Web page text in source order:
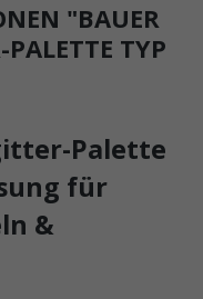
"BAUER
TYP
Palette
für
&